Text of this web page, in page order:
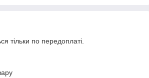
тільки по передоплаті.